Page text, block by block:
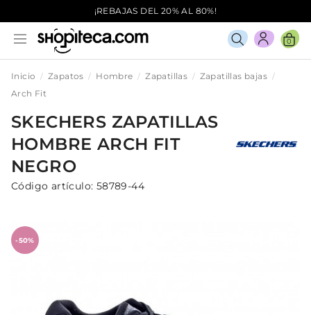
¡REBAJAS DEL 20% AL 80%!
0
Inicio Zapatos Hombre Zapatillas
Zapatillas bajas
Arch Fit
SKECHERS ZAPATILLAS
HOMBRE ARCH FIT
NEGRO
Código artículo: 58789-44
-50%